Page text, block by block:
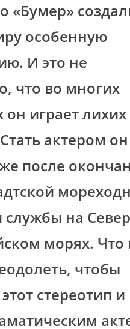
«Бумер»
особенную
И это не
что во многих
играет лихих
актером он
после
на
морях. Что
чтобы
стереотип и